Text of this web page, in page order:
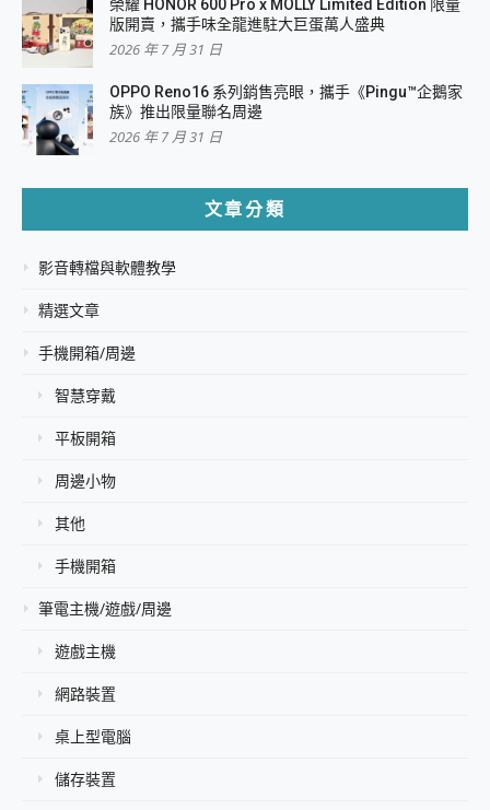
榮耀 HONOR 600 Pro x MOLLY Limited Edition 限量
版開賣，攜手味全龍進駐大巨蛋萬人盛典
2026 年 7 月 31 日
OPPO Reno16 系列銷售亮眼，攜手《Pingu™企鵝家
族》推出限量聯名周邊
2026 年 7 月 31 日
文章分類
影音轉檔與軟體教學
精選文章
手機開箱/周邊
智慧穿戴
平板開箱
周邊小物
其他
手機開箱
筆電主機/遊戲/周邊
遊戲主機
網路裝置
桌上型電腦
儲存裝置